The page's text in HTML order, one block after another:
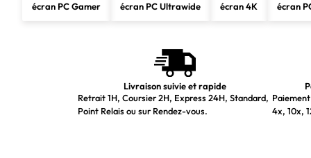
HDMI
Quantité d'interface DisplayPorts
Version de DisplayPort
écran PC Gamer écran PC Ultrawide écran 4K écran
Livraison suivie et rapide
Retrait 1H, Coursier 2H, Express 24H, Standard,
Point Relais ou sur Rendez-vous.
4x, 10x,